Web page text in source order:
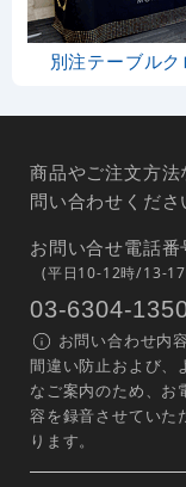
別注テーブルク
商品やご注文方
問い合わせくださ
お問い合せ電話番
(平日10-12時/13-
03-6304-
お問い合わせ内
間違い防止および、
なご案内のため、お
容を録音させていた
ります。